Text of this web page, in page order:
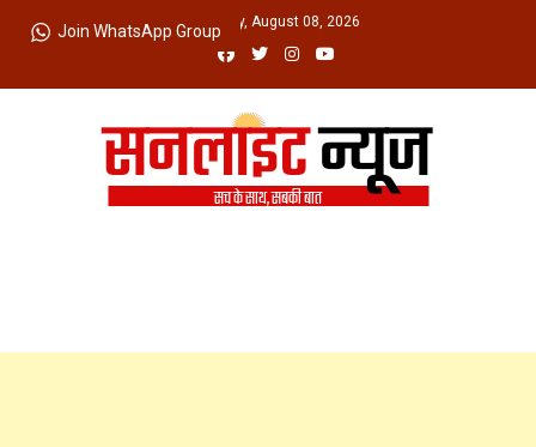
Saturday, August 08, 2026
Join WhatsApp Group